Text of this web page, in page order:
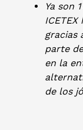
Ya son
gracias
parte
en la
de los